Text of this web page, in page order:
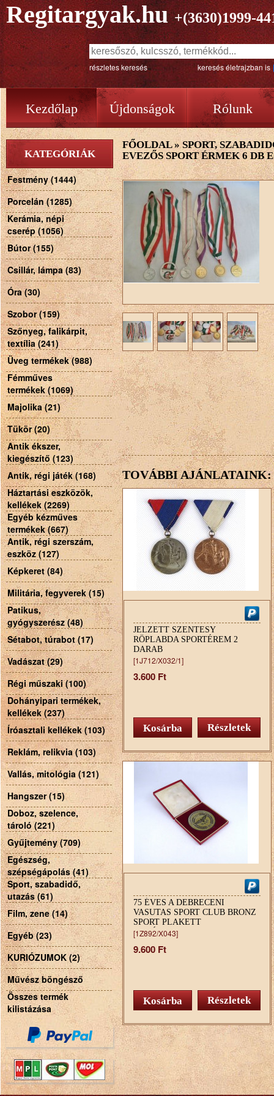
Regitargyak.hu +(3630)1999-
részletes keresés keresés életrajzban is
Kezdőlap Újdonságok Rólunk
KATEGÓRIÁK
Festmény (1444)
Porcelán (1285)
Kerámia, népi
cserép (1056)
Bútor (155)
Csillár, lámpa (83)
Óra (30)
Szobor (159)
Szőnyeg, falikárpit,
textília (241)
Üveg termékek (988)
Fémműves
termékek (1069)
Majolika (21)
Tükör (20)
Antik ékszer,
kiegészítő (123)
Antik, régi játék (168)
Háztartási eszközök,
kellékek (2269)
Egyéb kézműves
termékek (667)
Antik, régi szerszám,
eszköz (127)
Képkeret (84)
Militária, fegyverek (15)
Patikus,
gyógyszerész (48)
Sétabot, túrabot (17)
Vadászat (29)
Régi műszaki (100)
Dohányipari termékek,
kellékek (237)
Íróasztali kellékek (103)
Reklám, relikvia (103)
Vallás, mitológia (121)
Hangszer (15)
Doboz, szelence,
tároló (221)
Gyűjtemény (709)
Egészség,
szépségápolás (41)
Sport, szabadidő,
utazás (61)
Film, zene (14)
Egyéb (23)
KURIÓZUMOK (2)
Művész böngésző
Összes termék
kilistázása
FŐOLDAL»SPORT,
EVEZŐS SPORT ÉRMEK 6 DB
TOVÁBBI AJÁNLATAINK:
JELZETT SZENTESY
RÖPLABDA SPORTÉREM 2
DARAB
[1J712/X032/1]
3.600 Ft
Részletek
75 ÉVES A DEBRECENI
VASUTAS SPORT CLUB BRONZ
SPORT PLAKETT
EMLÉKPLAKETT
[1Z892/X043]
9.600 Ft
Részletek